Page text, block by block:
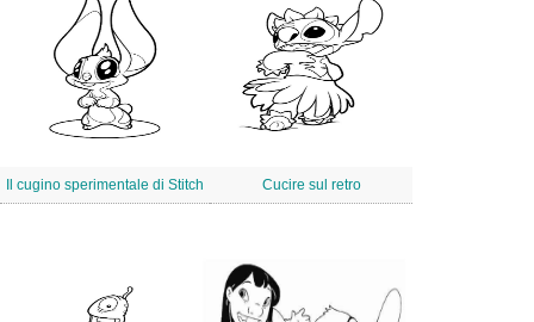
Il cugino sperimentale di Stitch Cucire sul retro